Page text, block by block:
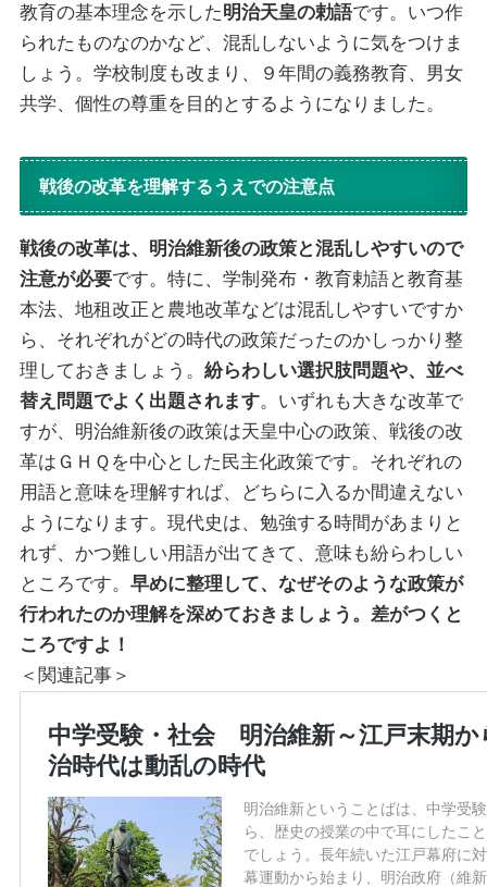
教育の基本理念を示した明治天皇の勅語です。いつ作
られたものなのかなど、混乱しないように気をつけま
しょう。学校制度も改まり、９年間の義務教育、男女
共学、個性の尊重を目的とするようになりました。
戦後の改革を理解するうえでの注意点
戦後の改革は、明治維新後の政策と混乱しやすいので
注意が必要です。特に、学制発布・教育勅語と教育基
本法、地租改正と農地改革などは混乱しやすいですか
ら、それぞれがどの時代の政策だったのかしっかり整
理しておきましょう。 紛らわしい選択肢問題や、並べ
替え問題でよく出題されます。いずれも大きな改革で
すが、明治維新後の政策は天皇中心の政策、戦後の改
革はＧＨＱを中心とした民主化政策です。それぞれの
用語と意味を理解すれば、どちらに入るか間違えない
ようになります。現代史は、勉強する時間があまりと
れず、かつ難しい用語が出てきて、意味も紛らわしい
ところです。 早めに整理して、なぜそのような政策が
行われたのか理解を深めておきましょう。差がつくと
ころですよ！
＜関連記事＞